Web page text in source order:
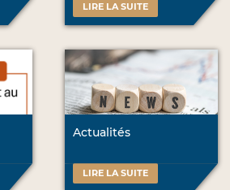
LIRE LA SUITE
Actualités
LIRE LA SUITE